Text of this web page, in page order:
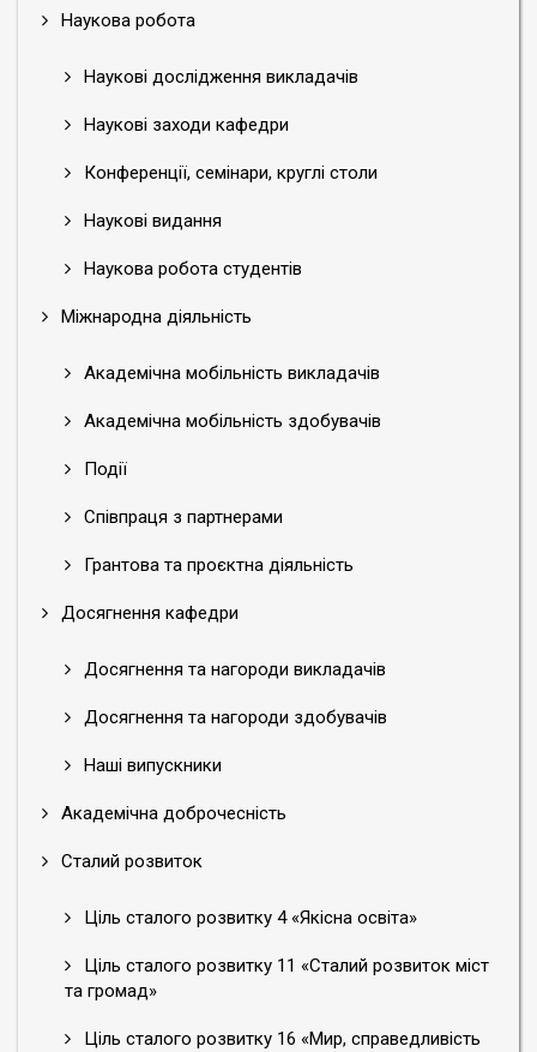
Наукова робота
Наукові дослідження викладачів
Наукові заходи кафедри
Конференції, семінари, круглі столи
Наукові видання
Наукова робота студентів
Міжнародна діяльність
Академічна мобільність викладачів
Академічна мобільність здобувачів
Події
Співпраця з партнерами
Грантова та проєктна діяльність
Досягнення кафедри
Досягнення та нагороди викладачів
Досягнення та нагороди здобувачів
Наші випускники
Академічна доброчесність
Сталий розвиток
Ціль сталого розвитку 4 «Якісна освіта»
Ціль сталого розвитку 11 «Сталий розвиток міст
та громад»
Ціль сталого розвитку 16 «Мир, справедливість